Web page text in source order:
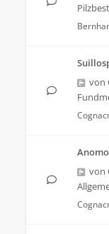
von
von